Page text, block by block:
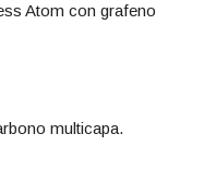
Atom con grafeno
multicapa.